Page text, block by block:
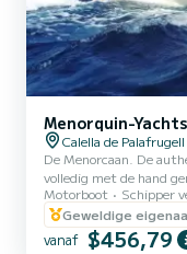
Menorquin-
Calella de Palafrugell
De Menorcaan. De
volledig met de hand
kuip in het achterschip
perfecte combinatie,
Motorboot Schipper
Geweldige
vanaf $456,79